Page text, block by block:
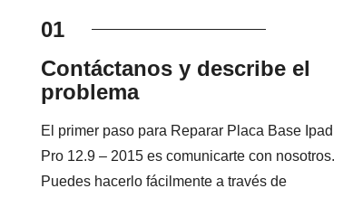
01
Contáctanos y describe el
problema
El primer paso para Reparar Placa Base Ipad
Pro 12.9 – 2015 es comunicarte con nosotros.
Puedes hacerlo fácilmente a través de